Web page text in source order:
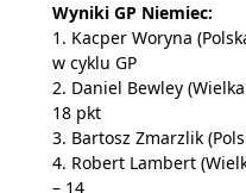
Wyniki GP Niemiec:
1. Kacper Woryna
w cyklu GP
2. Daniel Bewley
18 pkt
3. Bartosz Zmarzlik
4. Robert Lambert
– 14